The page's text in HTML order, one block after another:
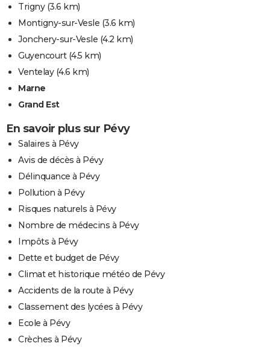
Trigny(3.6 km)
Montigny-sur-Vesle (3.6 km)
Jonchery-sur-Vesle (4.2 km)
Guyencourt(4.5 km)
Ventelay(4.6 km)
Marne
Grand Est
En savoir plus sur Pévy
Salaires à Pévy
Avis de décès à Pévy
Délinquance à Pévy
Pollution à Pévy
Risques naturels à Pévy
Nombre de médecins à Pévy
Impôts à Pévy
Dette et budget de Pévy
Climat et historique météo de Pévy
Accidents de la route à Pévy
Classement des lycées à Pévy
Ecole à Pévy
Crèches à Pévy